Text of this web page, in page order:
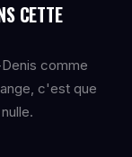
CETTE
comme
c'est que